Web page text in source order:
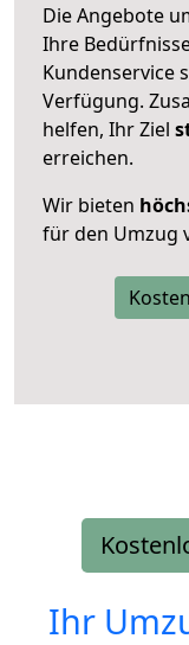
Die Angebote
Ihre
Kundenservice
Verfügung.
helfen, Ihr Ziel
erreichen.
Wir bieten
für den Umzug
Ihr